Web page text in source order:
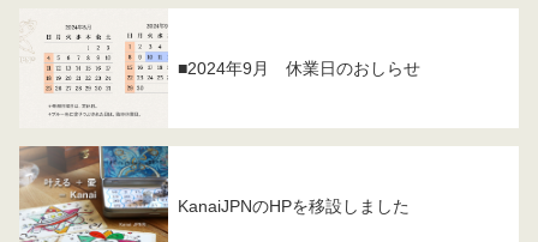
■2024年9月 休業日のおしらせ
KanaiJPNのHPを移設しました